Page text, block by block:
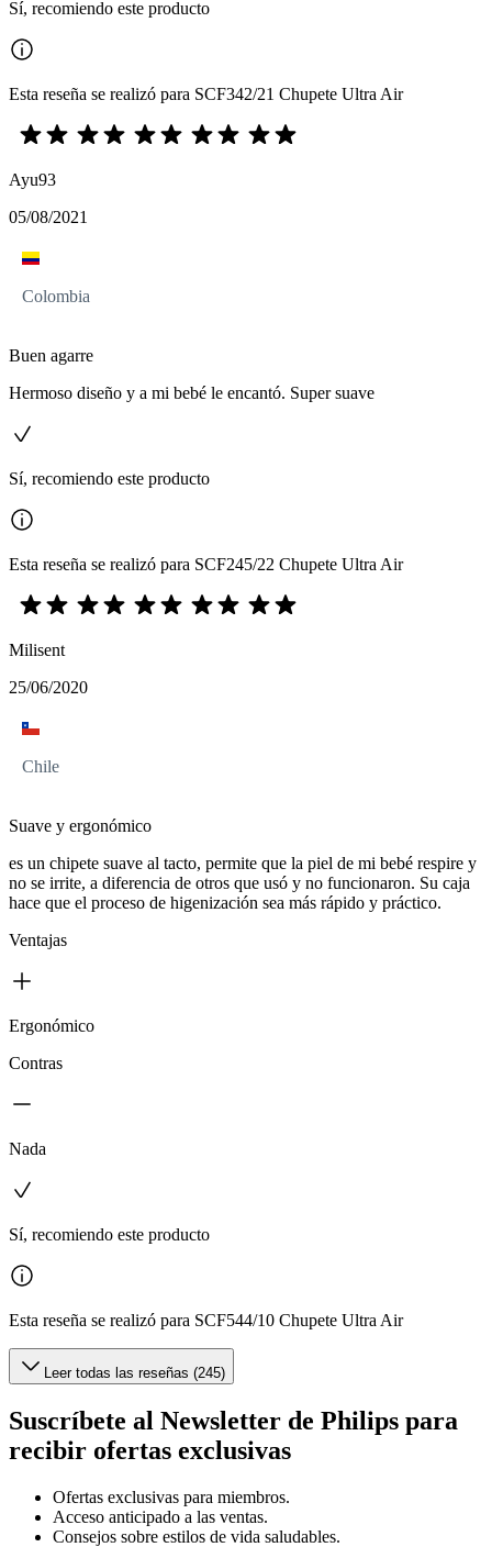
Sí, recomiendo este producto
Esta reseña se realizó para SCF342/21 Chupete Ultra Air
Ayu93
05/08/2021
Colombia
Buen agarre
Hermoso diseño y a mi bebé le encantó. Super suave
Sí, recomiendo este producto
Esta reseña se realizó para SCF245/22 Chupete Ultra Air
Milisent
25/06/2020
Chile
Suave y ergonómico
es un chipete suave al tacto, permite que la piel de mi bebé respire y
no se irrite, a diferencia de otros que usó y no funcionaron. Su caja
hace que el proceso de higenización sea más rápido y práctico.
Ventajas
Ergonómico
Contras
Nada
Sí, recomiendo este producto
Esta reseña se realizó para SCF544/10 Chupete Ultra Air
Leer todas las reseñas (245)
Suscríbete al Newsletter de Philips para
recibir ofertas exclusivas
Ofertas exclusivas para miembros.
Acceso anticipado a las ventas.
Consejos sobre estilos de vida saludables.